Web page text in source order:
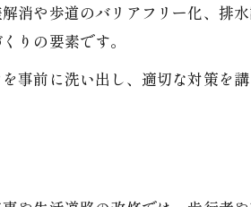
夫
る理由
要性
消や歩道のバリアフリー化、排
りの要素です。
事前に洗い出し、適切な対策を